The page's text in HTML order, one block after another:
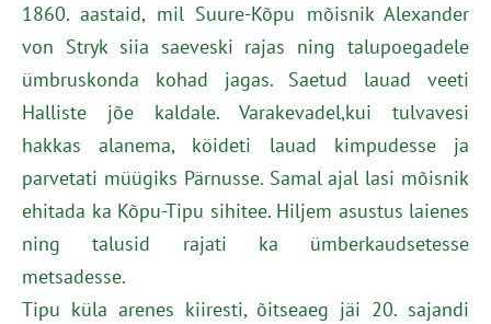
1860. aastaid, mil Suure-Kõpu mõisnik Alexander
von Stryk siia saeveski rajas ning talupoegadele
ümbruskonda kohad jagas. Saetud lauad veeti
Halliste jõe kaldale. Varakevadel,kui tulvavesi
hakkas alanema, köideti lauad kimpudesse ja
parvetati müügiks Pärnusse. Samal ajal lasi mõisnik
ehitada ka Kõpu-Tipu sihitee. Hiljem asustus laienes
ning talusid rajati ka ümberkaudsetesse
metsadesse.
Tipu küla arenes kiiresti, õitseaeg jäi 20. sajandi